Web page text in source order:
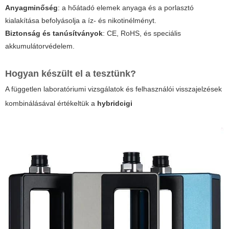
Anyagminőség: a hőátadó elemek anyaga és a porlasztó
kialakítása befolyásolja a íz- és nikotinélményt.
Biztonság és tanúsítványok: CE, RoHS, és speciális
akkumulátorvédelem.
Hogyan készült el a tesztünk?
A független laboratóriumi vizsgálatok és felhasználói visszajelzések
kombinálásával értékeltük a hybridcigi